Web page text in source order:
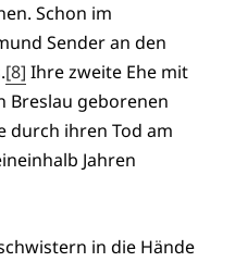
Schon im
Sender an den
[8] Ihre zweite Ehe mit
Breslau geborenen
durch ihren Tod am
Jahren
in die Hände